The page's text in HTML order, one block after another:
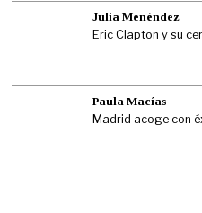
Julia Menéndez
Eric Clapton y su
Paula Macías
Madrid acoge con